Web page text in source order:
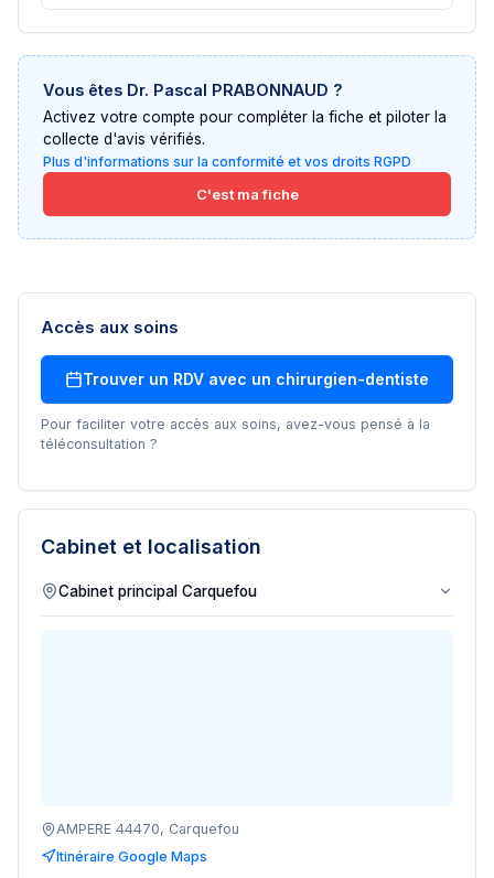
Vous êtes Dr. Pascal PRABONNAUD ?
Activez votre compte pour compléter la fiche et piloter la
collecte d'avis vérifiés.
Plus d'informations sur la conformité et vos droits RGPD
C'est ma fiche
Accès aux soins
Trouver un RDV avec un chirurgien-dentiste
Pour faciliter votre accès aux soins, avez-vous pensé à la
téléconsultation ?
Cabinet et localisation
AMPERE 44470, Carquefou
Itinéraire Google Maps